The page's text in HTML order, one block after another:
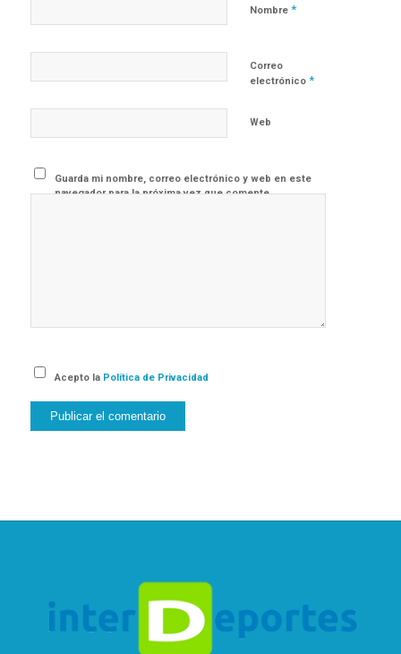
Nombre *
Correo
electrónico *
Web
Guarda mi nombre, correo electrónico y web en este
navegador para la próxima vez que comente.
Acepto la Política de Privacidad